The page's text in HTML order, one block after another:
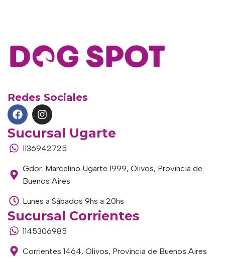
Redes Sociales
Sucursal Ugarte
1136942725
Gdor. Marcelino Ugarte 1999, Olivos, Provincia de
Buenos Aires
Lunes a Sábados 9hs a 20hs
Sucursal Corrientes
1145306985
Corrientes 1464, Olivos, Provincia de Buenos Aires